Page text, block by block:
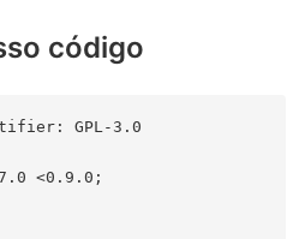
código
GPL-3.0
<0.9.0;